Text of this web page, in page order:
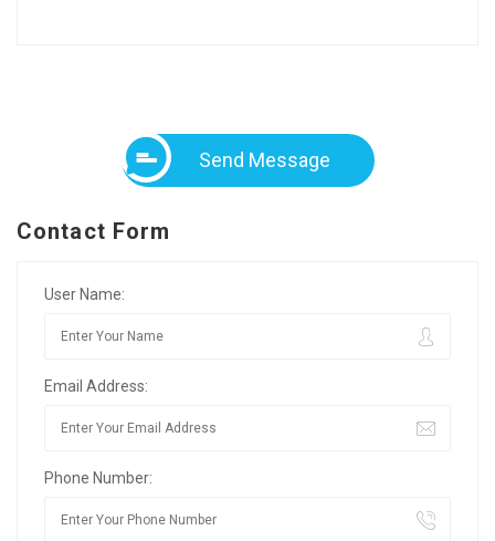
Send Message
Contact Form
User Name:
Email Address:
Phone Number: